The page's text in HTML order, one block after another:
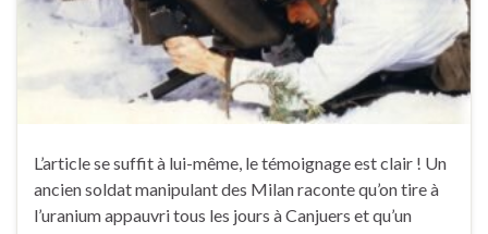
L’article se suffit à lui-même, le témoignage est clair ! Un
ancien soldat manipulant des Milan raconte qu’on tire à
l’uranium appauvri tous les jours à Canjuers et qu’un